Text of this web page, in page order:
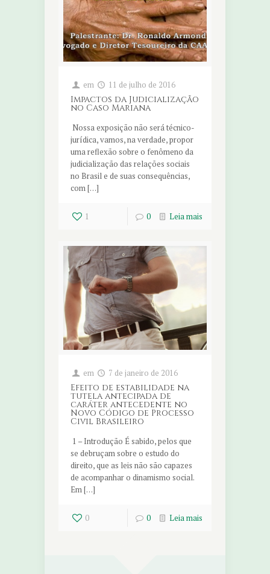
em 11 de julho de 2016
Impactos da Judicialização
no Caso Mariana
Nossa exposição não será técnico-
jurídica, vamos, na verdade, propor
uma reflexão sobre o fenômeno da
judicialização das relações sociais
no Brasil e de suas consequências,
com […]
1 0 Leia mais
em 7 de janeiro de 2016
Efeito de estabilidade na
tutela antecipada de
caráter antecedente no
Novo Código de Processo
Civil Brasileiro
1 – Introdução É sabido, pelos que
se debruçam sobre o estudo do
direito, que as leis não são capazes
de acompanhar o dinamismo social.
Em […]
0 0 Leia mais